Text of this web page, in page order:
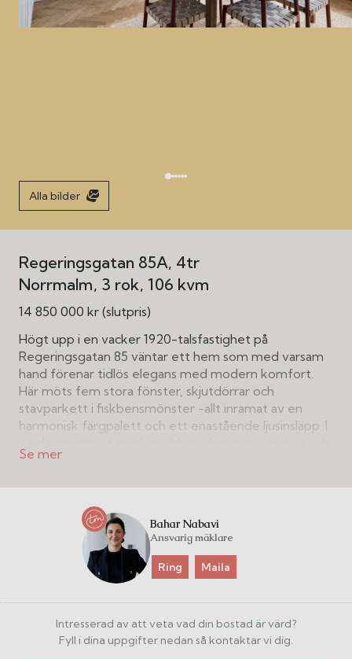
Alla bilder
Regeringsgatan 85A, 4tr
Norrmalm 3 rok 106 kvm
14 850 000 kr (slutpris)
Högt upp i en vacker 1920-talsfastighet på
Regeringsgatan 85 väntar ett hem som med varsam
hand förenar tidlös elegans med modern komfort.
Här möts fem stora fönster, skjutdörrar och
stavparkett i fiskbensmönster -allt inramat av en
harmonisk färgpalett och ett enastående ljusinsläpp. I
utanför fönstren breder takåsarna ut sig, som en
Köket från Nordiska Kök är både smakfullt och
funktionellt, med bänkskiva i kalksten och
toppmodern maskinell utrustning från bland annat
italienska Bertazzoni. Här finns plats för stora
middagar kring matbordet och gott om förvaring
bakom snickerier i klassisk stil. En diskret skåpslösning
rymmer tvättmaskin och torktumlare vilket förhöjer
bekvämligheten i vardagen.
Bahar Nabavi
Ansvarig mäklare
Ring Maila
Intresserad av att veta vad din bostad är värd?
Fyll i dina uppgifter nedan så kontaktar vi dig.